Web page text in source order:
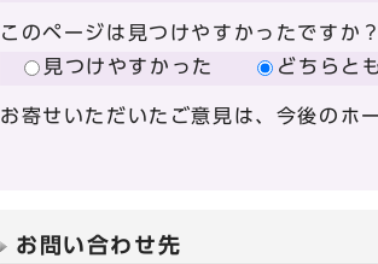
このページは見つけやすかったですか？
見つけやすかった
どちらと
お寄せいただいたご意見は、今後のホ
お問い合わせ先